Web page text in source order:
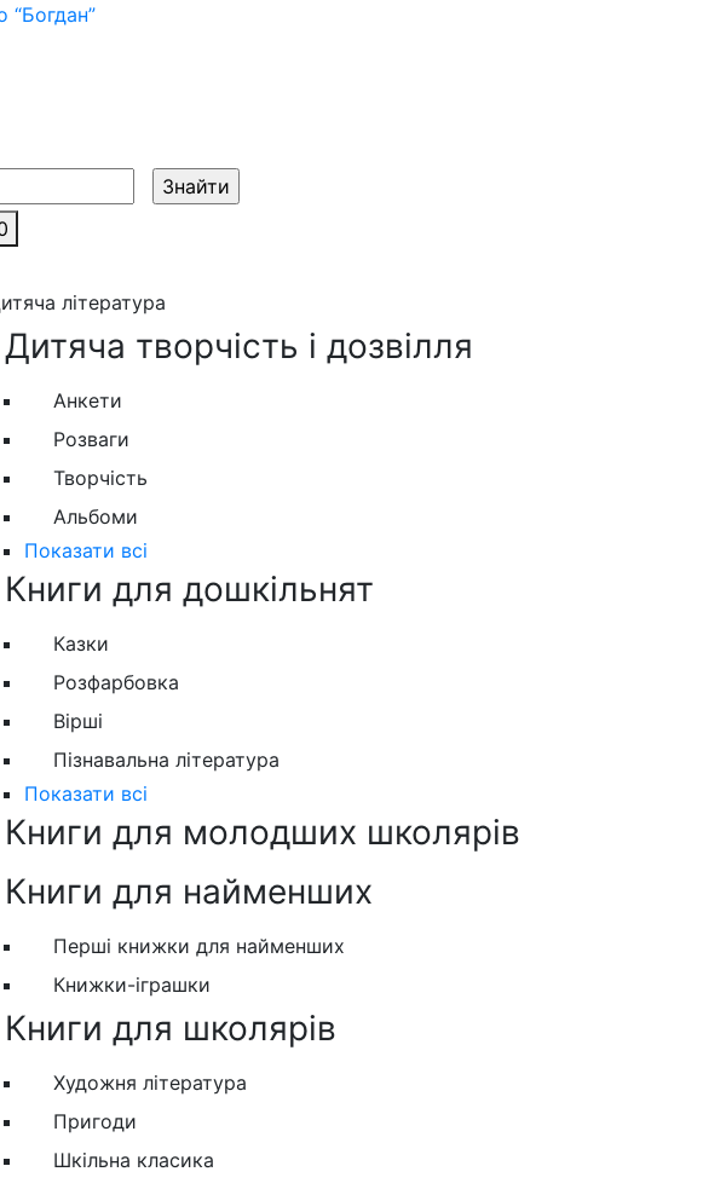
“Богдан”
література
Дитяча творчість і дозвілля
Анкети
Розваги
Творчість
Альбоми
Показати всі
Книги для дошкільнят
Казки
Розфарбовка
Вірші
Пізнавальна література
Показати всі
Книги для молодших школярів
Книги для найменших
Перші книжки для найменших
Книжки-іграшки
Книги для школярів
Художня література
Пригоди
Шкільна класика